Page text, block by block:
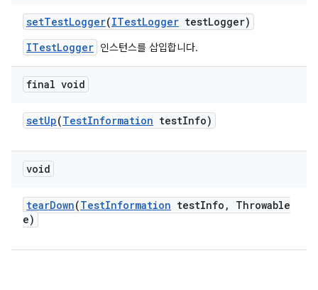
setTestLogger(ITestLogger testLogger)
ITestLogger 인스턴스를 삽입합니다.
final void
setUp(TestInformation testInfo)
void
tearDown(TestInformation testInfo ,
Throwable
e)